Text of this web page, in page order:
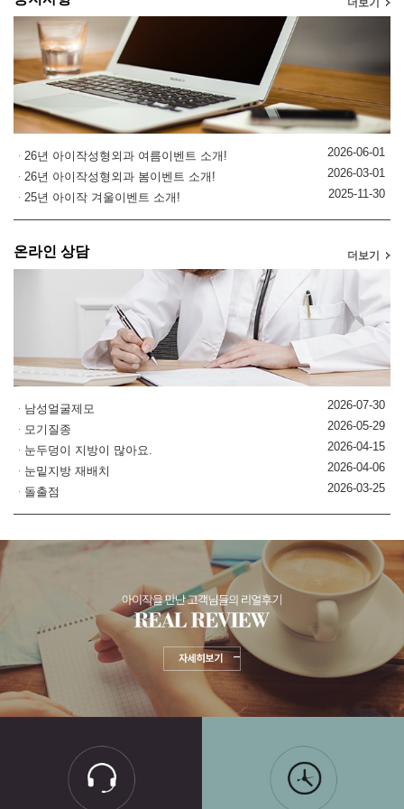
더보기
26년 아이작성형외과 여름이벤트 소개!
2026-06-01
26년 아이작성형외과 봄이벤트 소개!
2026-03-01
25년 아이작 겨울이벤트 소개!
2025-11-30
온라인 상담 더보기
남성얼굴제모
2026-07-30
모기질종
2026-05-29
눈두덩이 지방이 많아요.
2026-04-15
눈밑지방 재배치
2026-04-06
돌출점
2026-03-25